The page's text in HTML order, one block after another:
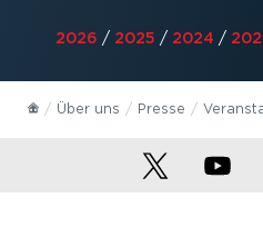
2026 / 2025 / 2024 /
Über uns Presse